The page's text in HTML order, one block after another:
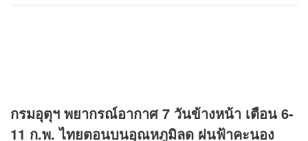
กรมอุตุฯ พยากรณ์อากาศ 7 วันข้างหน้า เตือน 6-
11 ก.พ. ไทยตอนบนอุณหภูมิลด ฝนฟ้าคะนอง